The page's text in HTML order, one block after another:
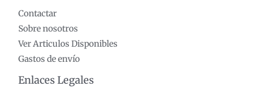
Contactar
Sobre nosotros
Ver Articulos Disponibles
Gastos de envío
Enlaces Legales